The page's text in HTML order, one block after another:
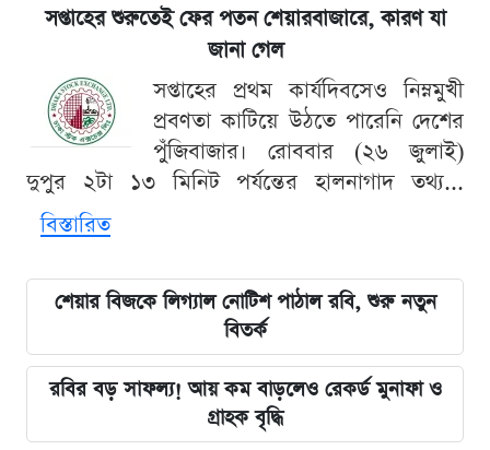
সপ্তাহের শুরুতেই ফের পতন শেয়ারবাজারে, কারণ যা
জানা গেল
সপ্তাহের প্রথম কার্যদিবসেও নিম্নমুখী
প্রবণতা কাটিয়ে উঠতে পারেনি দেশের
পুঁজিবাজার। রোববার (২৬ জুলাই)
দুপুর ২টা ১৩ মিনিট পর্যন্তের হালনাগাদ তথ্য...
বিস্তারিত
শেয়ার বিজকে লিগ্যাল নোটিশ পাঠাল রবি, শুরু নতুন
বিতর্ক
রবির বড় সাফল্য! আয় কম বাড়লেও রেকর্ড মুনাফা ও
গ্রাহক বৃদ্ধি